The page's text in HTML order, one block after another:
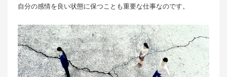
自分の感情を良い状態に保つことも重要な仕事なのです。